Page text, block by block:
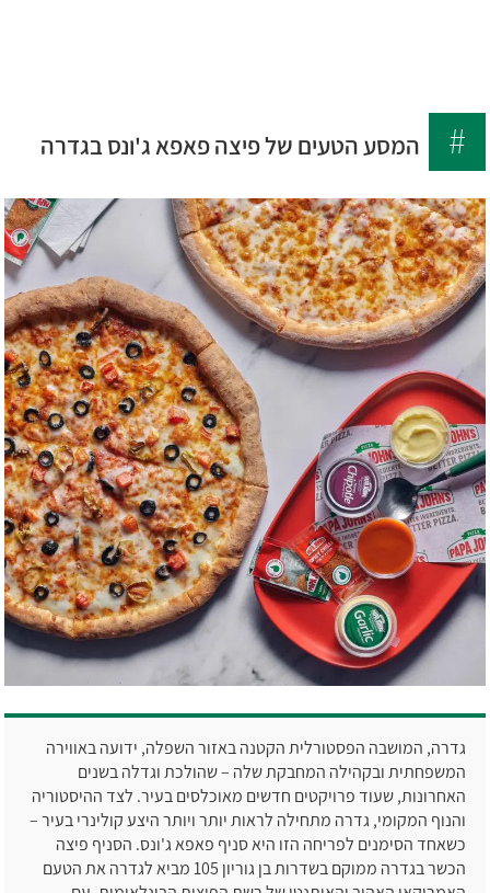
המסע הטעים של פיצה פאפא ג'ונס בגדרה
גדרה, המושבה הפסטורלית הקטנה באזור השפלה, ידועה באווירה
המשפחתית ובקהילה המחבקת שלה – שהולכת וגדלה בשנים
האחרונות, שעוד פרויקטים חדשים מאוכלסים בעיר. לצד ההיסטוריה
והנוף המקומי, גדרה מתחילה לראות יותר ויותר היצע קולינרי בעיר –
כשאחד הסימנים לפריחה הזו היא סניף פאפא ג'ונס. הסניף פיצה
הכשר בגדרה ממוקם בשדרות בן גוריון 105 מביא לגדרה את הטעם